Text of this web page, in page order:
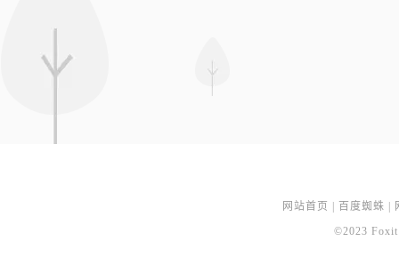
网站首页 百度蜘蛛
©2023 Foxit